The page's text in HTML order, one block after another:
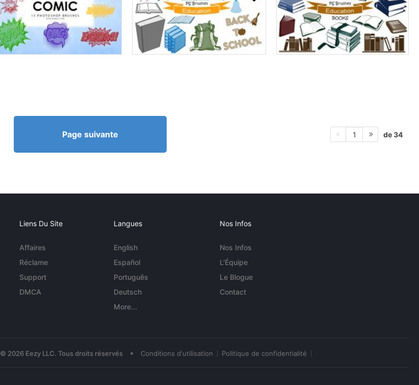
Page suivante 1 de 34
Liens Du Site
Affaires
Réclame
Support
DMCA
Langues
English
Español
Português
Deutsch
More...
Nos Infos
Nos Infos
L'Équipe
Le Blogue
Contact
© 2026 Eezy LLC. Tous droits réservés • Conditions d'utilisation Politique de confidentialité